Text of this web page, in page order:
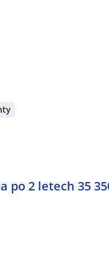
po 2 letech 35